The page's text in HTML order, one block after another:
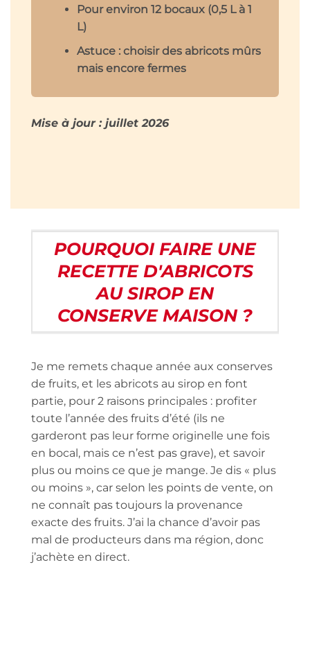
Pour environ 12 bocaux (0,5 L à 1
L)
Astuce : choisir des abricots mûrs
mais encore fermes
Mise à jour : juillet 2026
POURQUOI FAIRE UNE
RECETTE D'ABRICOTS
AU SIROP EN
CONSERVE MAISON ?
Je me remets chaque année aux conserves
de fruits, et les abricots au sirop en font
partie, pour 2 raisons principales : profiter
toute l’année des fruits d’été (ils ne
garderont pas leur forme originelle une fois
en bocal, mais ce n’est pas grave), et savoir
plus ou moins ce que je mange. Je dis « plus
ou moins », car selon les points de vente, on
ne connaît pas toujours la provenance
exacte des fruits. J’ai la chance d’avoir pas
mal de producteurs dans ma région, donc
j’achète en direct.